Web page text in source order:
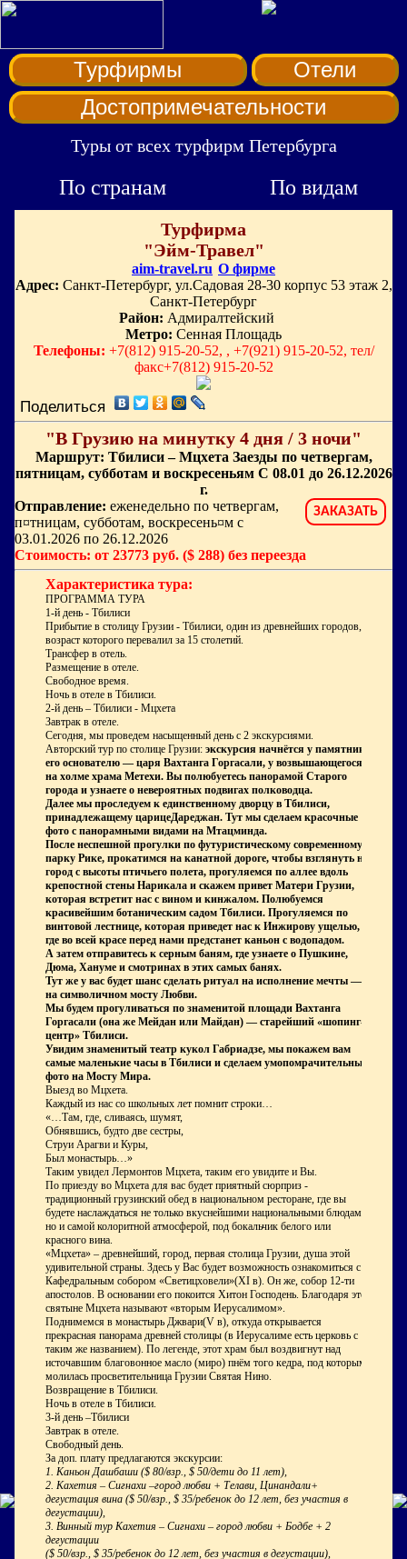
Турфирмы
Отели
Достопримечательности
Туры от всех турфирм Петербурга
По странам По видам
Турфирма
"Эйм-Травел"
aim-travel.ru О фирме
Адрес: Санкт-Петербург, ул.Садовая 28-30 корпус 53 этаж 2,
Санкт-Петербург
Район: Адмиралтейский
Метро: Сенная Площадь
Телефоны: +7(812) 915-20-52, , +7(921) 915-20-52, тел/
факс+7(812) 915-20-52
Поделиться
"В Грузию на минутку 4 дня / 3 ночи"
Маршрут: Тбилиси – Мцхета Заезды по четвергам,
пятницам, субботам и воскресеньям С 08.01 до 26.12.2026
г.
ЗАКАЗАТЬ
Отправление: еженедельно по четвергам,
п¤тницам, субботам, воскресень¤м с
03.01.2026 по 26.12.2026
Стоимость: от 23773 руб. ($ 288) без переезда
Характеристика тура:
ПРОГРАММА ТУРА
1-й день - Тбилиси
Прибытие в столицу Грузии - Тбилиси, один из древнейших городов,
возраст которого перевалил за 15 столетий.
Трансфер в отель.
Размещение в отеле.
Свободное время.
Ночь в отеле в Тбилиси.
2-й день – Тбилиси - Мцхета
Завтрак в отеле.
Сегодня, мы проведем насыщенный день с 2 экскурсиями.
Авторский тур по столице Грузии: экскурсия начнётся у памятника
его основателю — царя Вахтанга Горгасали, у возвышающегося
на холме храма Метехи. Вы полюбуетесь панорамой Старого
города и узнаете о невероятных подвигах полководца.
Далее мы проследуем к единственному дворцу в Тбилиси,
принадлежащему царицеДареджан. Тут мы сделаем красочные
фото с панорамными видами на Мтацминда.
После неспешной прогулки по футуристическому современному
парку Рике, прокатимся на канатной дороге, чтобы взглянуть на
город с высоты птичьего полета, прогуляемся по аллее вдоль
крепостной стены Нарикала и скажем привет Матери Грузии,
которая встретит нас с вином и кинжалом. Полюбуемся
красивейшим ботаническим садом Тбилиси. Прогуляемся по
винтовой лестнице, которая приведет нас к Инжирову ущелью,
где во всей красе перед нами предстанет каньон с водопадом.
А затем отправитесь к серным баням, где узнаете о Пушкине,
Дюма, Хануме и смотринах в этих самых банях.
Тут же у вас будет шанс сделать ритуал на исполнение мечты —
на символичном мосту Любви.
Мы будем прогуливаться по знаменитой площади Вахтанга
Горгасали (она же Мейдан или Майдан) — старейший «шопинг-
центр» Тбилиси.
Увидим знаменитый театр кукол Габриадзе, мы покажем вам
самые маленькие часы в Тбилиси и сделаем умопомрачительные
фото на Мосту Мира.
Выезд во Мцхета.
Каждый из нас со школьных лет помнит строки…
«…Там, где, сливаясь, шумят,
Обнявшись, будто две сестры,
Струи Арагви и Куры,
Был монастырь…»
Таким увидел Лермонтов Мцхета, таким его увидите и Вы.
По приезду во Мцхета для вас будет приятный сюрприз -
традиционный грузинский обед в национальном ресторане, где вы
будете наслаждаться не только вкуснейшими национальными блюдами,
но и самой колоритной атмосферой, под бокальчик белого или
красного вина.
«Мцхета» – древнейший, город, первая столица Грузии, душа этой
удивительной страны. Здесь у Вас будет возможность ознакомиться с:
Кафедральным собором «Светицховели»(XI в). Он же, собор 12-ти
апостолов. В основании его покоится Хитон Господень. Благодаря этой
святыне Мцхета называют «вторым Иерусалимом».
Поднимемся в монастырь Джвари(V в), откуда открывается
прекрасная панорама древней столицы (в Иерусалиме есть церковь с
таким же названием). По легенде, этот храм был воздвигнут над
источавшим благовонное масло (миро) пнём того кедра, под которым
молилась просветительница Грузии Святая Нино.
Возвращение в Тбилиси.
Ночь в отеле в Тбилиси.
3-й день –Тбилиси
Завтрак в отеле.
Свободный день.
За доп. плату предлагаются экскурсии:
1. Каньон Дашбаши ($ 80/взр., $ 50/дети до 11 лет),
2. Кахетия – Сигнахи –город любви + Телави, Цинандали+
дегустация вина ($ 50/взр., $ 35/ребенок до 12 лет, без участия в
дегустации),
3. Винный тур Кахетия – Сигнахи – город любви + Бодбе + 2
дегустации
($ 50/взр., $ 35/ребенок до 12 лет, без участия в дегустации),